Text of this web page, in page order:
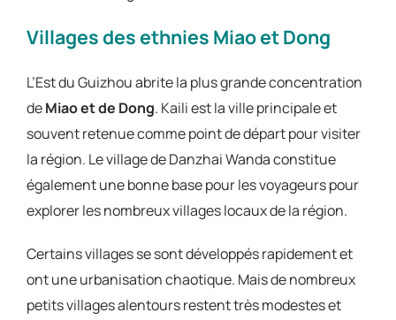
Villages des ethnies Miao et Dong
L’Est du Guizhou abrite la plus grande concentration
deMiao et de Dong. Kaili est la ville principale et
souvent retenue comme point de départ pour visiter
la région. Le village de Danzhai Wanda constitue
également une bonne base pour les voyageurs pour
explorer les nombreux villages locaux de la région.
Certains villages se sont développés rapidement et
ont une urbanisation chaotique. Mais de nombreux
petits villages alentours restent très modestes et